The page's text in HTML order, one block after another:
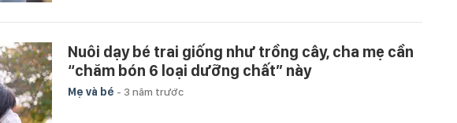
Nuôi dạy bé trai giống như trồng cây, cha mẹ cần
“chăm bón 6 loại dưỡng chất” này
Mẹ và bé - 3 năm trước